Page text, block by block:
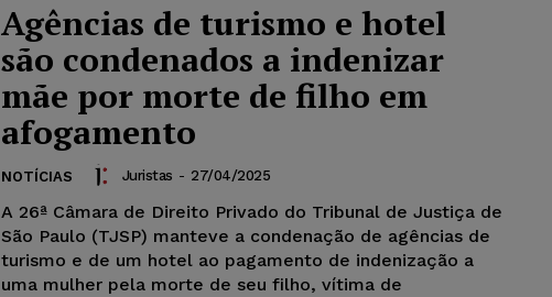
Agências de turismo e hotel
são condenados a indenizar
mãe por morte de filho em
afogamento
NOTÍCIAS Juristas - 27/04/2025
A 26ª Câmara de Direito Privado do Tribunal de Justiça de
São Paulo (TJSP) manteve a condenação de agências de
turismo e de um hotel ao pagamento de indenização a
uma mulher pela morte de seu filho, vítima de